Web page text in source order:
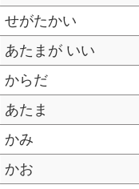
せがたかい
あたまが いい
からだ
あたま
かみ
かお